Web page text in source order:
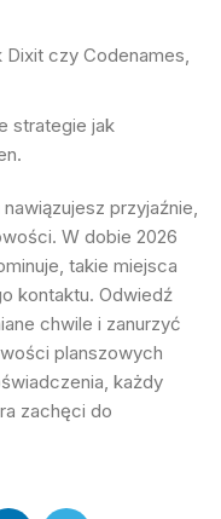
Dixit czy Codenames,
strategie jak
przyjaźnie,
W dobie 2026
takie miejsca
kontaktu. Odwiedź
chwile i zanurzyć
planszowych
każdy
zachęci do